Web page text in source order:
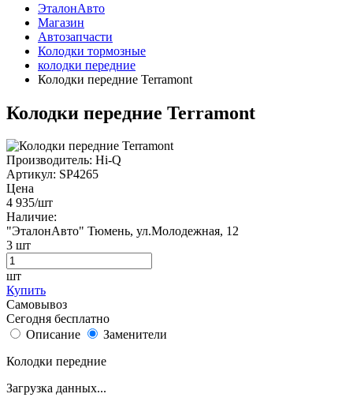
ЭталонАвто
Магазин
Автозапчасти
Колодки тормозные
колодки передние
Колодки передние Terramont
Колодки передние Terramont
Производитель: Hi-Q
Артикул: SP4265
Цена
4 935/шт
Наличие:
"ЭталонАвто" Тюмень, ул.Молодежная, 12
3 шт
шт
Купить
Самовывоз
Сегодня бесплатно
Описание
Заменители
Колодки передние
Загрузка данных...